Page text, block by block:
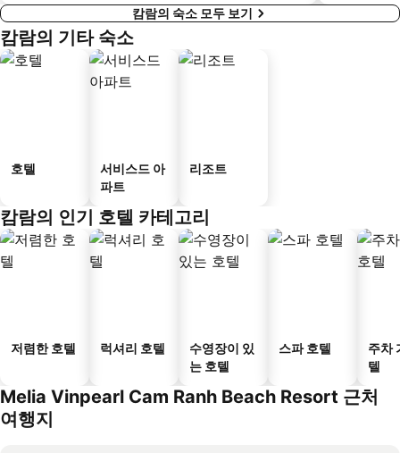
캄람의 숙소 모두 보기
캄람의 기타 숙소
호텔
서비스드 아
파트
리조트
캄람의 인기 호텔 카테고리
저렴한 호텔 럭셔리 호텔
수영장이 있
는 호텔
스파 호텔
주차
텔
Melia Vinpearl Cam Ranh Beach Resort 근처
여행지